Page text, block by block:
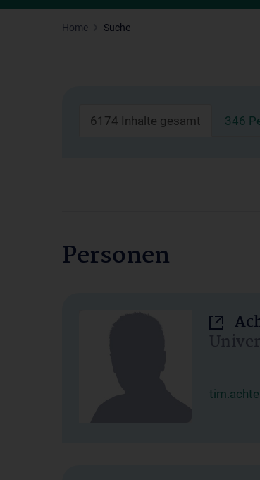
Home Suche
6174 Inhalte gesamt 346
Personen